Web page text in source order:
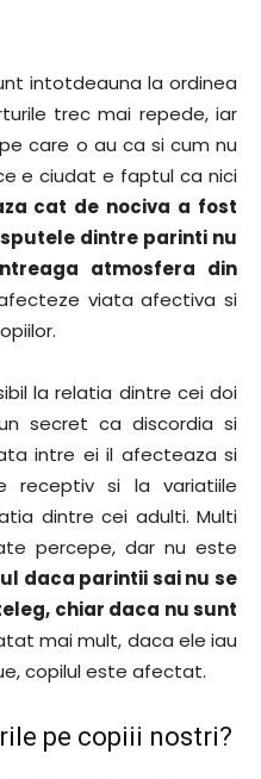
intotdeauna la ordinea
trec mai repede, iar
care o au ca si cum nu
e ciudat e faptul ca nici
cat de nociva a fost
dintre parinti nu
atmosfera din
viata afectiva si
la relatia dintre cei doi
secret ca discordia si
intre ei il afecteaza si
receptiv si la variatiile
dintre cei adulti. Multi
percepe, dar nu este
daca parintii sai nu se
chiar daca nu sunt
mai mult, daca ele iau
copilul este afectat.
pe copiii nostri?